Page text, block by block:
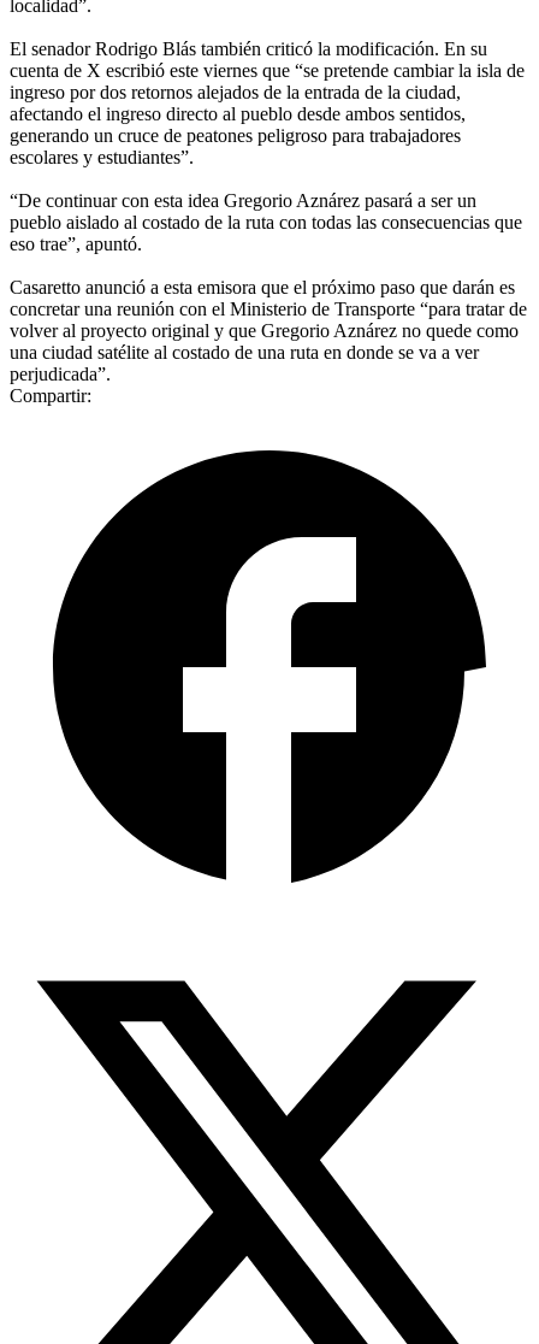
localidad”.
El senador Rodrigo Blás también criticó la modificación. En su
cuenta de X escribió este viernes que “se pretende cambiar la isla de
ingreso por dos retornos alejados de la entrada de la ciudad,
afectando el ingreso directo al pueblo desde ambos sentidos,
generando un cruce de peatones peligroso para trabajadores
escolares y estudiantes”.
“De continuar con esta idea Gregorio Aznárez pasará a ser un
pueblo aislado al costado de la ruta con todas las consecuencias que
eso trae”, apuntó.
Casaretto anunció a esta emisora que el próximo paso que darán es
concretar una reunión con el Ministerio de Transporte “para tratar de
volver al proyecto original y que Gregorio Aznárez no quede como
una ciudad satélite al costado de una ruta en donde se va a ver
perjudicada”.
Compartir: